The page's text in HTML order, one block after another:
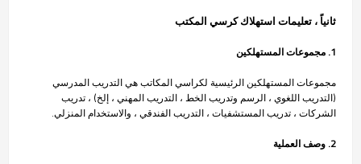
ثانياً ، تعليمات استهلاك كرسي المكتب
1. مجموعات المستهلكين
مجموعات المستهلكين الرئيسية لكراسي المكاتب هي التدريب المدرسي
(التدريب اللغوي ، الرسم وتدريب الخط ، التدريب المهني ، إلخ) ، تدريب
الشركات ، تدريب المستشفيات ، التدريب الفندقي ، والاستخدام المنزلي.
2. وصف العملية